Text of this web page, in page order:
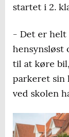
udvide
Planen er,
skoler i
derefter
Kommune
startet i 2.
- Det er helt
hensynsløst
til at køre
parkeret sin
ved skolen